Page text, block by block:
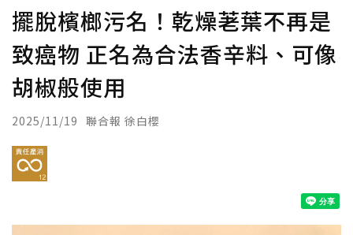
擺脫檳榔污名！乾燥荖葉不再是
致癌物 正名為合法香辛料、可像
胡椒般使用
2025/11/19 聯合報 徐白櫻